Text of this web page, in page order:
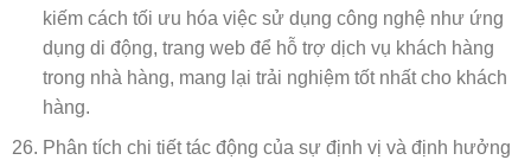
kiếm cách tối ưu hóa việc sử dụng công nghệ như ứng
dụng di động, trang web để hỗ trợ dịch vụ khách hàng
trong nhà hàng, mang lại trải nghiệm tốt nhất cho khách
hàng.
Phân tích chi tiết tác động của sự định vị và định hưởng